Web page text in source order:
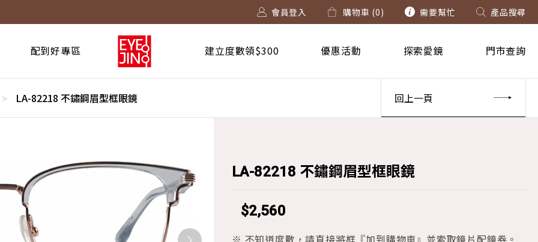
會員登入 購物車 (0) 需要幫忙 產品搜尋
配到好專區 建立度數領$300 優惠活動 探索愛鏡 門市查詢
> LA-82218 不鏽鋼眉型框眼鏡 回上一頁
LA-82218 不鏽鋼眉型框眼鏡
$2,560
※ 不知道度數，請直接將框『加到購物車』並索取鏡片配鏡券。